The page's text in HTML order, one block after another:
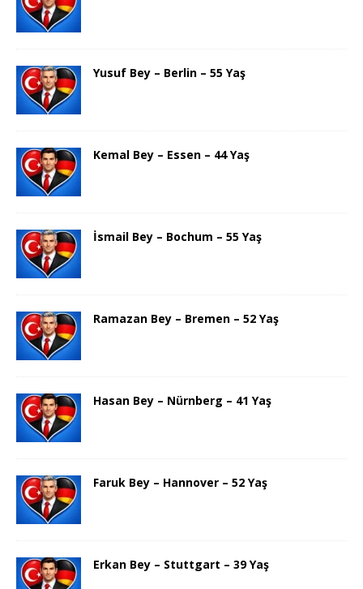
Yusuf Bey – Berlin – 55 Yaş
Kemal Bey – Essen – 44 Yaş
İsmail Bey – Bochum – 55 Yaş
Ramazan Bey – Bremen – 52 Yaş
Hasan Bey – Nürnberg – 41 Yaş
Faruk Bey – Hannover – 52 Yaş
Erkan Bey – Stuttgart – 39 Yaş